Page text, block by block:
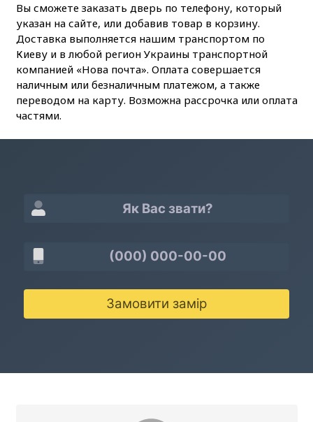
Вы сможете заказать дверь по телефону, который
указан на сайте, или добавив товар в корзину.
Доставка выполняется нашим транспортом по
Киеву и в любой регион Украины транспортной
компанией «Нова почта». Оплата совершается
наличным или безналичным платежом, а также
переводом на карту. Возможна рассрочка или оплата
частями.
Замовити замір